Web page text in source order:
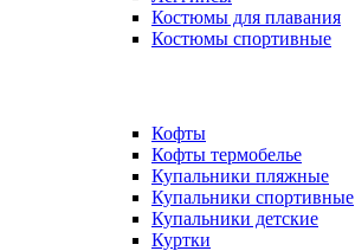
Костюмы для плавания
Костюмы спортивные
Кофты
Кофты термобелье
Купальники пляжные
Купальники спортивные
Купальники детские
Куртки